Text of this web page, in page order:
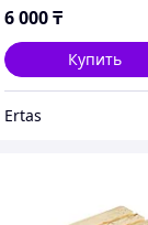
6 000₸
Купить
Ertas